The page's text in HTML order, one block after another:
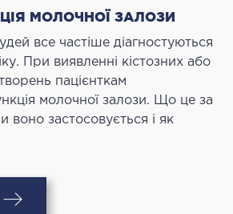
МОЛОЧНОЇ ЗАЛОЗИ
все частіше діагностуються
При виявленні кістозних або
пацієнткам
молочної залози. Що це за
воно застосовується і як